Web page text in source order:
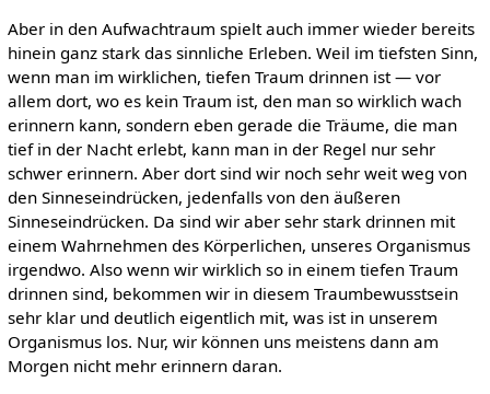
Aber in den Aufwachtraum spielt auch immer wieder bereits
hinein ganz stark das sinnliche Erleben. Weil im tiefsten Sinn,
wenn man im wirklichen, tiefen Traum drinnen ist — vor
allem dort, wo es kein Traum ist, den man so wirklich wach
erinnern kann, sondern eben gerade die Träume, die man
tief in der Nacht erlebt, kann man in der Regel nur sehr
schwer erinnern. Aber dort sind wir noch sehr weit weg von
den Sinneseindrücken, jedenfalls von den äußeren
Sinneseindrücken. Da sind wir aber sehr stark drinnen mit
einem Wahrnehmen des Körperlichen, unseres Organismus
irgendwo. Also wenn wir wirklich so in einem tiefen Traum
drinnen sind, bekommen wir in diesem Traumbewusstsein
sehr klar und deutlich eigentlich mit, was ist in unserem
Organismus los. Nur, wir können uns meistens dann am
Morgen nicht mehr erinnern daran.